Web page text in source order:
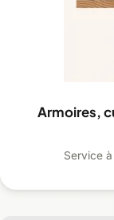
Armoires,
Service